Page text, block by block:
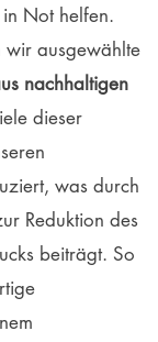
Not helfen.
wir ausgewählte
nachhaltigen
dieser
was durch
Reduktion des
beiträgt. So